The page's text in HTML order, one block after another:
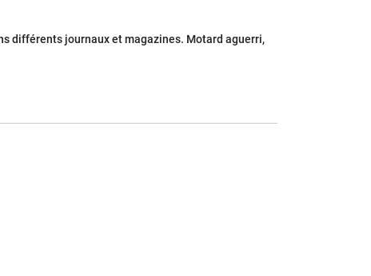
différents journaux et magazines. Motard aguerri,